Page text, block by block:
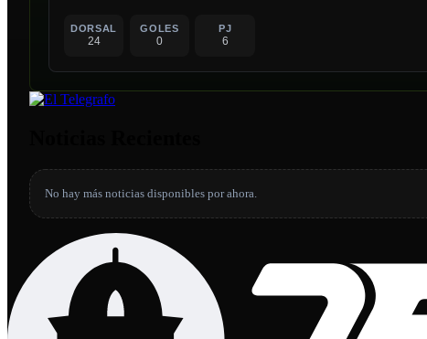
DORSAL
24
GOLES
0
PJ
6
No hay más noticias disponibles por ahora.